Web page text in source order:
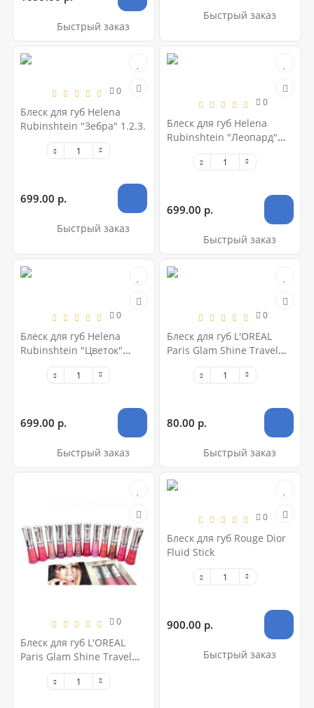
Быстрый заказ
Быстрый заказ
0
Блеск для губ Helena
Rubinshtein "Зебра" 1.2.3.
699.00 р.
Быстрый заказ
0
Блеск для губ Helena
Rubinshtein "Леопард"
699.00 р.
Быстрый заказ
0
Блеск для губ Helena
Rubinshtein "Цветок"
699.00 р.
Быстрый заказ
0
Блеск для губ L'OREAL
Paris Glam Shine Travel
Collection (A)
80.00 р.
Быстрый заказ
0
Блеск для губ L'OREAL
Paris Glam Shine Travel
Collection (C)
0
Блеск для губ Rouge Dior
Fluid Stick
900.00 р.
Быстрый заказ